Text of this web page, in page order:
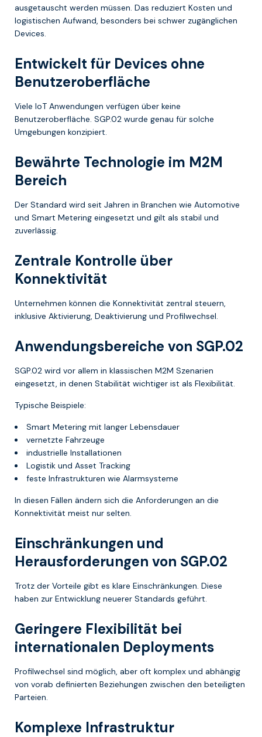
ausgetauscht werden müssen. Das reduziert Kosten und
logistischen Aufwand, besonders bei schwer zugänglichen
Devices.
Entwickelt für Devices ohne
Benutzeroberfläche
Viele IoT Anwendungen verfügen über keine
Benutzeroberfläche. SGP.02 wurde genau für solche
Umgebungen konzipiert.
Bewährte Technologie im M2M
Bereich
Der Standard wird seit Jahren in Branchen wie Automotive
und Smart Metering eingesetzt und gilt als stabil und
zuverlässig.
Zentrale Kontrolle über
Konnektivität
Unternehmen können die Konnektivität zentral steuern,
inklusive Aktivierung, Deaktivierung und Profilwechsel.
Anwendungsbereiche von SGP.02
SGP.02 wird vor allem in klassischen M2M Szenarien
eingesetzt, in denen Stabilität wichtiger ist als Flexibilität.
Typische Beispiele:
Smart Metering mit langer Lebensdauer
vernetzte Fahrzeuge
industrielle Installationen
Logistik und Asset Tracking
feste Infrastrukturen wie Alarmsysteme
In diesen Fällen ändern sich die Anforderungen an die
Konnektivität meist nur selten.
Einschränkungen und
Herausforderungen von SGP.02
Trotz der Vorteile gibt es klare Einschränkungen. Diese
haben zur Entwicklung neuerer Standards geführt.
Geringere Flexibilität bei
internationalen Deployments
Profilwechsel sind möglich, aber oft komplex und abhängig
von vorab definierten Beziehungen zwischen den beteiligten
Parteien.
Komplexe Infrastruktur